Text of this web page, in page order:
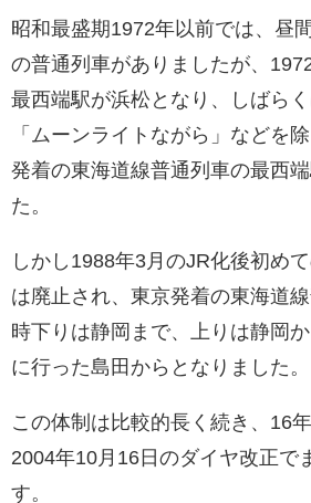
昭和最盛期1972年以前では、昼
の普通列車がありましたが、
最西端駅が浜松となり、しばら
「ムーンライトながら」などを
発着の東海道線普通列車の最西
た。
しかし1988年3月のJR化後初め
は廃止され、東京発着の東海道
時下りは静岡まで、上りは静岡
に行った島田からとなりました。
この体制は比較的長く続き、16
2004年10月16日のダイヤ改正で
す。